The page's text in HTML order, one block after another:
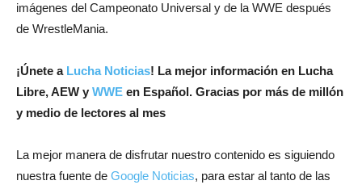
imágenes del Campeonato Universal y de la WWE después
de WrestleMania.
¡Únete a Lucha Noticias! La mejor información en Lucha
Libre, AEW y WWE en Español. Gracias por más de millón
y medio de lectores al mes
La mejor manera de disfrutar nuestro contenido es siguiendo
nuestra fuente de Google Noticias, para estar al tanto de las